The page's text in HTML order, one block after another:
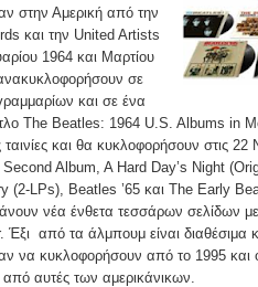
στην Αμερική από την
και την United Artists
1964 και Μαρτίου
σε
και σε ένα
The Beatles: 1964 U.S. Albums in
και θα κυκλοφορήσουν στις 22
Second Album, A Hard Day’s Night
(2-LPs), Beatles ’65 και The Early
νέα ένθετα τεσσάρων σελίδων
Έξι από τα άλμπουμ είναι διαθέσιμα
να κυκλοφορήσουν από το 1995 και
από αυτές των αμερικάνικων.